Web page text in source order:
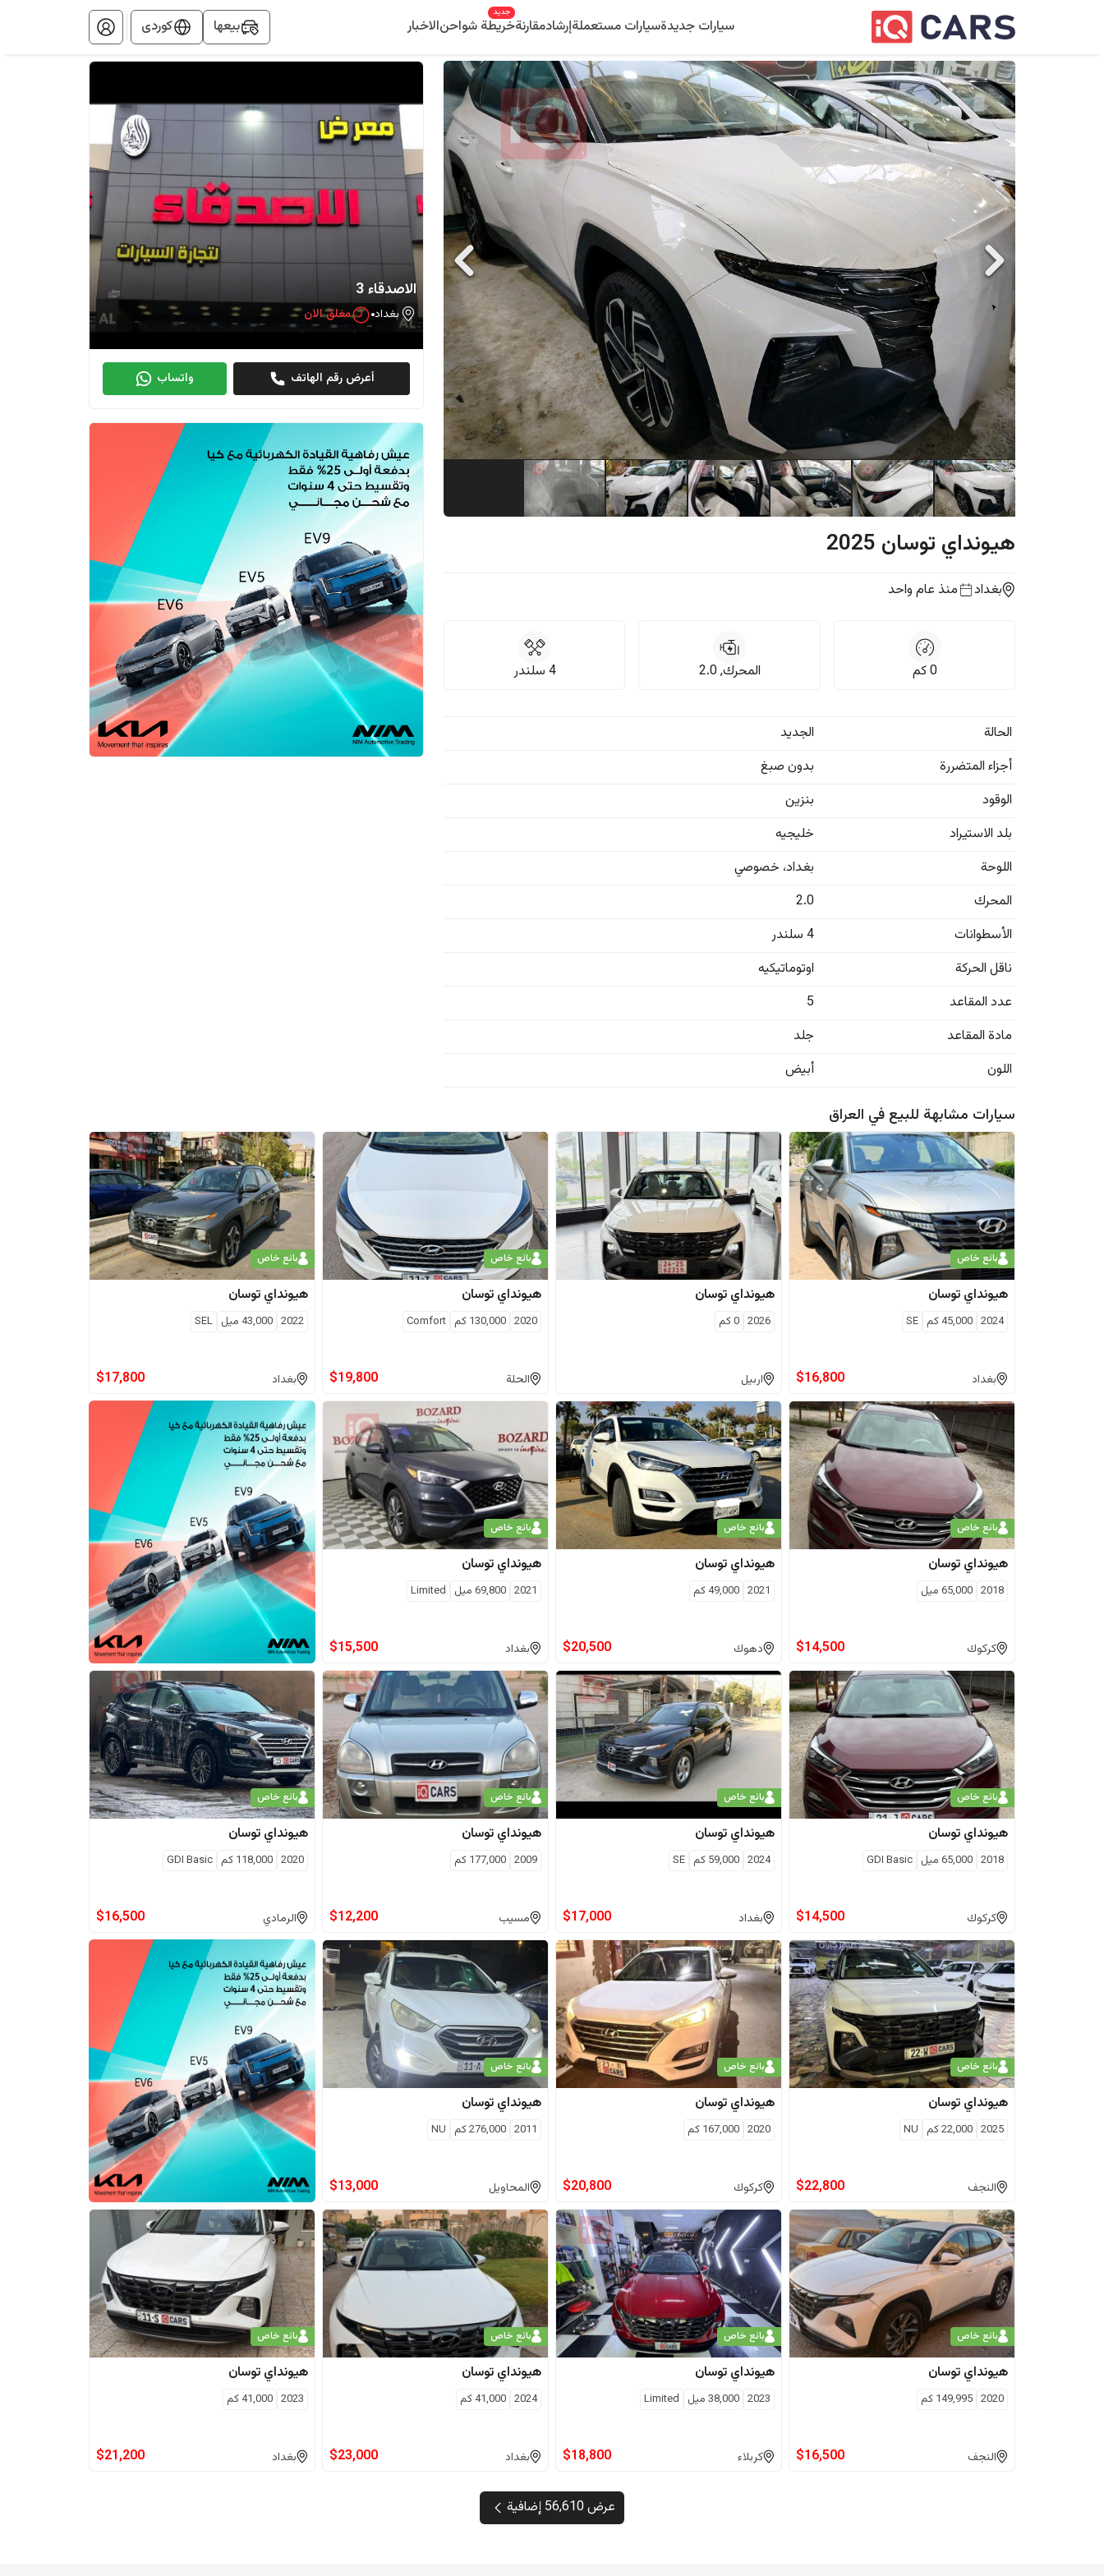
سيارات جديدةسيارات مستعملةإرشادمقارنةخريطة شواحن
جديد
الاخبار بيعها کوردی
هيونداي توسان 2025
بغداد منذ عام واحد
0كم المحرك, 2.0 4 سلندر
الحالة
الجديد
أجزاء المتضررة
بدون صبغ
الوقود
بنزين
بلد الاستيراد
خليجيه
اللوحة
بغداد، خصوصي
المحرك
2.0
الأسطوانات
4 سلندر
ناقل الحركة
اوتوماتيكيه
عدد المقاعد
5
مادة المقاعد
جلد
اللون
أبيض
الاصدقاء 3
بغداد مغلق الان
أعرض رقم الهاتف واتساب
سيارات مشابهة للبيع في العراق
بائع خاص
هيونداي توسان
2024
45,000كم SE
بغداد $16,800
هيونداي توسان
2026
0كم
اربيل
بائع خاص
هيونداي توسان
2020
130,000 كم Comfort
الحلة $19,800
بائع خاص
هيونداي توسان
2022
43,000 ميل SEL
بغداد $17,800
بائع خاص
هيونداي توسان
2018
65,000 ميل
كركوك $14,500
بائع خاص
هيونداي توسان
2021
49,000كم
دهوك $20,500
بائع خاص
هيونداي توسان
2021
69,800 ميل Limited
بغداد $15,500
بائع خاص
هيونداي توسان
2018
65,000 ميل GDI Basic
كركوك $14,500
بائع خاص
هيونداي توسان
2024
59,000 كم SE
بغداد $17,000
بائع خاص
هيونداي توسان
2009
177,000 كم
مسيب $12,200
بائع خاص
هيونداي توسان
2020
118,000 كم GDI Basic
الرمادي $16,500
بائع خاص
هيونداي توسان
2025
22,000كم NU
النجف $22,800
بائع خاص
هيونداي توسان
2020
167,000 كم
كركوك $20,800
بائع خاص
هيونداي توسان
2011
276,000كم NU
المحاويل $13,000
بائع خاص
هيونداي توسان
2020
149,995 كم
النجف $16,500
بائع خاص
هيونداي توسان
2023
38,000 ميل Limited
كربلاء $18,800
بائع خاص
هيونداي توسان
2024
41,000كم
بغداد $23,000
بائع خاص
هيونداي توسان
2023
41,000كم
بغداد $21,200
عرض 56,610 إضافية